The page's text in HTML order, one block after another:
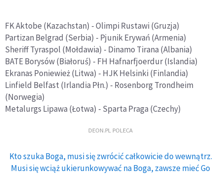
FK Aktobe (Kazachstan) - Olimpi Rustawi (Gruzja)
Partizan Belgrad (Serbia) - Pjunik Erywań (Armenia)
Sheriff Tyraspol (Mołdawia) - Dinamo Tirana (Albania)
BATE Borysów (Białoruś) - FH Hafnarfjoerdur (Islandia)
Ekranas Poniewież (Litwa) - HJK Helsinki (Finlandia)
Linfield Belfast (Irlandia Płn.) - Rosenborg Trondheim
(Norwegia)
Metalurgs Lipawa (Łotwa) - Sparta Praga (Czechy)
DEON.PL POLECA
Kto szuka Boga, musi się zwrócić całkowicie do wewnątrz.
Musi się wciąż ukierunkowywać na Boga, zawsze mieć Go